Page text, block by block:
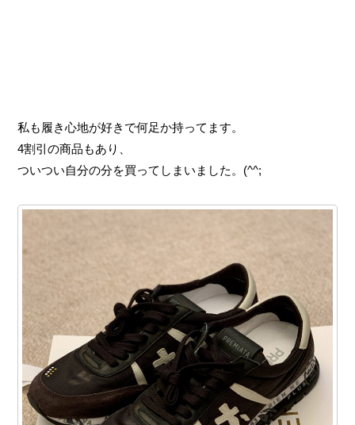
私も履き心地が好きで何足か持ってます。
4割引の商品もあり、
ついつい自分の分を買ってしまいました。(^^;